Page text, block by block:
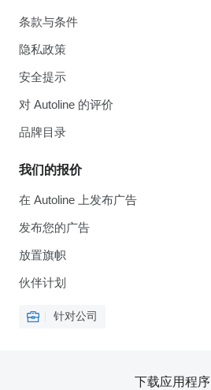
条款与条件
隐私政策
安全提示
对 Autoline 的评价
品牌目录
我们的报价
在 Autoline 上发布广告
发布您的广告
放置旗帜
伙伴计划
针对公司
下载应用程序